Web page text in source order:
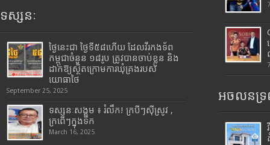
ទស្សនៈ
ថ្ងៃនេះជា ថ្ងៃទី៥៨ហើយ ដែលវីរកងទ័ព
កម្ពុជាចំនួន ១៨រូប ត្រូវបានចាប់ខ្លួន និង
ដាក់ឱ្យស្ថិតក្រោមការឃុំគ្រងរបស់
យោធាថៃ
September 25, 2025
ទស្សនៈសង្គម ៖ រំលឹក! ក្របីៗស៊ីស្រូវ ,
ក្រពើៗក្នុងទឹក
March 16, 2025
អចលនទ្រ